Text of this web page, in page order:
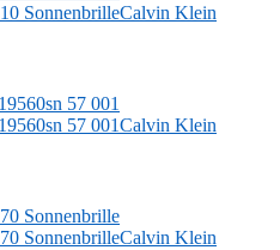
Calvin Klein
Calvin Klein
Calvin Klein